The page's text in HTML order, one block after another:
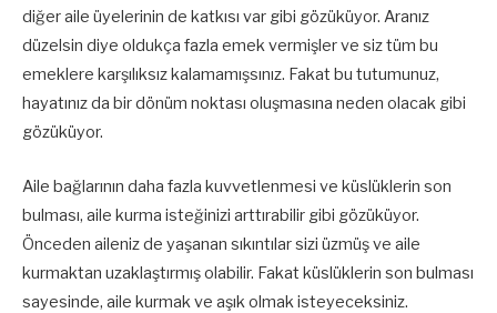
diğer aile üyelerinin de katkısı var gibi gözüküyor. Aranız
düzelsin diye oldukça fazla emek vermişler ve siz tüm bu
emeklere karşılıksız kalamamışsınız. Fakat bu tutumunuz,
hayatınız da bir dönüm noktası oluşmasına neden olacak gibi
gözüküyor.
Aile bağlarının daha fazla kuvvetlenmesi ve küslüklerin son
bulması, aile kurma isteğinizi arttırabilir gibi gözüküyor.
Önceden aileniz de yaşanan sıkıntılar sizi üzmüş ve aile
kurmaktan uzaklaştırmış olabilir. Fakat küslüklerin son bulması
sayesinde, aile kurmak ve aşık olmak isteyeceksiniz.